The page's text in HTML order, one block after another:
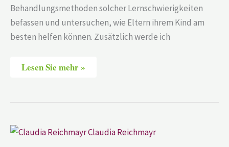
Behandlungsmethoden solcher Lernschwierigkeiten
befassen und untersuchen, wie Eltern ihrem Kind am
besten helfen können. Zusätzlich werde ich
Lesen Sie mehr »
Claudia
Reichmayr